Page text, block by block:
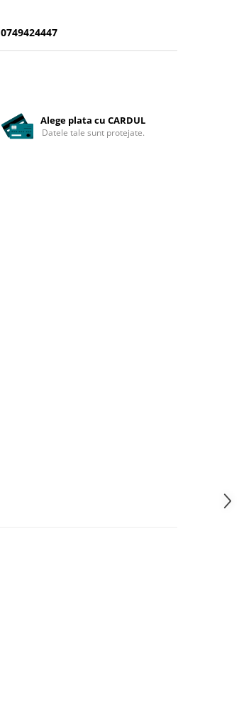
0749424447
Alege plata cu CARDUL
Datele tale sunt protejate.